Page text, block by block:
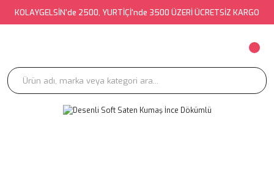
KOLAYGELSİN'de 2500, YURTİÇİ'nde 3500 ÜZERİ ÜCRETSİZ KARGO